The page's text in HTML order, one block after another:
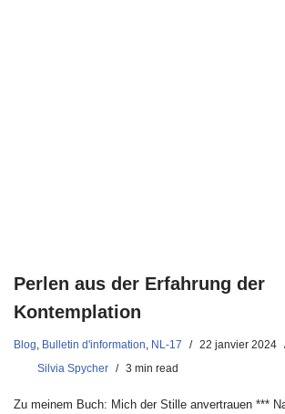
Perlen aus der Erfahrung der
Kontemplation
Blog Bulletin d'information NL-17
22 janvier 2024
Silvia Spycher
3 min read
Zu meinem Buch: Mich der Stille anvertrauen ***